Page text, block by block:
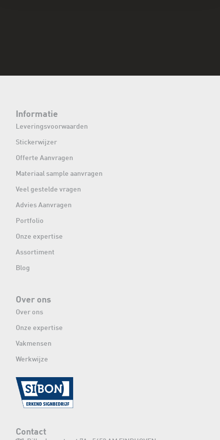
Informatie
Leveringsvoorwaarden
Stickerwijzer
Offerte Aanvragen
Materiaal sample aanvragen
Veel gestelde vragen
Advies Aanvragen
Portfolio
Onze expertise
Assortiment
Blog
Over ons
Over ons
Onze expertise
Vakmensen
Werkwijze
Contact